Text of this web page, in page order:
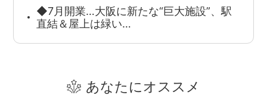
◆7月開業…大阪に新たな“巨大施設”、駅
直結＆屋上は緑い…
あなたにオススメ